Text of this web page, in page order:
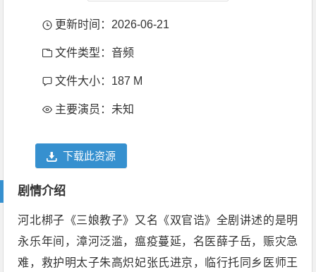
更新时间：2026-06-21
文件类型：音频
文件大小：187 M
主要演员：未知
下载此资源
剧情介绍
河北梆子《三娘教子》又名《双官诰》全剧讲述的是明
永乐年间，漳河泛滥，瘟疫蔓延，名医薛子岳，赈灾急
难，救护明太子朱高炽妃张氏进京，临行托同乡医师王